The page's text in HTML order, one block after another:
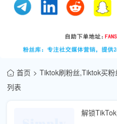
首页
Tiktok刷粉丝,Tiktok买
列表
解锁